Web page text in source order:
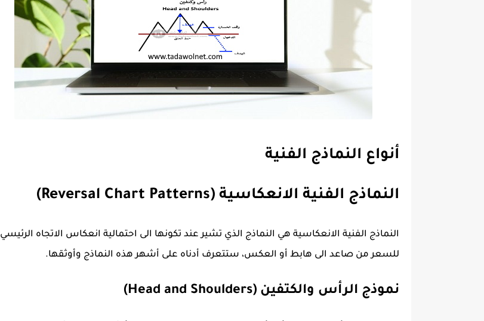
أنواع النماذج الفنية
النماذج الفنية الانعكاسية (Reversal Chart Patterns)
النماذج الفنية الانعكاسية هي النماذج الذي تشير عند تكونها الى احتمالية انعكاس الاتجاه الرئيسي
للسعر من صاعد الى هابط أو العكس، ستتعرف أدناه على أشهر هذه النماذج وأوثقها.
نموذج الرأس والكتفين (Head and Shoulders)